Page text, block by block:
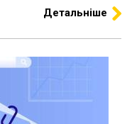
Детальніше